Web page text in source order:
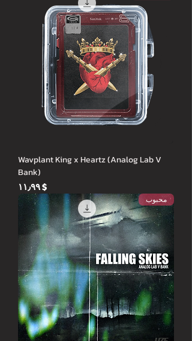
Wavplant King x Heartz (Analog Lab V
Bank)
Price
$ ۱۱٫۹۹
محبوب